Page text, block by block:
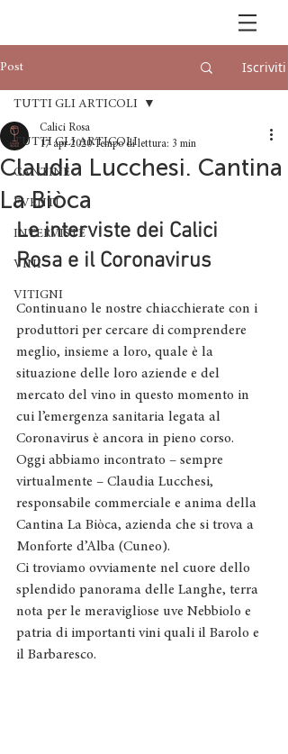
Post Iscriviti
TUTTI GLI ARTICOLI
CANTINE
EVENTI
INTERVISTE
VINI
VITIGNI
TUTTI GLI ARTICOLI
Claudia Lucchesi. Cantina
La Biòca
Calici Rosa
17 apr 2020 Tempo di lettura: 3 min
Le interviste dei Calici
Rosa e il Coronavirus
Continuano le nostre chiacchierate con i
produttori per cercare di comprendere
meglio, insieme a loro, quale è la
situazione delle loro aziende e del
mercato del vino in questo momento in
cui l’emergenza sanitaria legata al
Coronavirus è ancora in pieno corso.
Oggi abbiamo incontrato – sempre
virtualmente – Claudia Lucchesi,
responsabile commerciale e anima della
Cantina La Biòca, azienda che si trova a
Monforte d’Alba (Cuneo).
Ci troviamo ovviamente nel cuore dello
splendido panorama delle Langhe, terra
nota per le meravigliose uve Nebbiolo e
patria di importanti vini quali il Barolo e
il Barbaresco.